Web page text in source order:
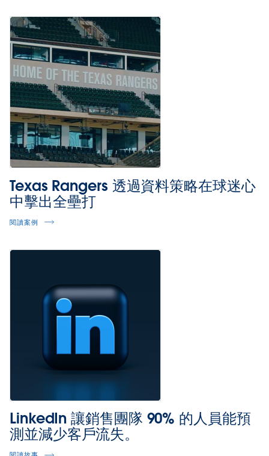
Texas Rangers 透過資料策略在球迷心
中擊出全壘打
閱讀案例
LinkedIn 讓銷售團隊 90% 的人員能預
測並減少客戶流失。